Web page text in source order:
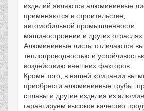
изделий являются алюминиевые
применяются в строительстве,
автомобильной промышленности,
машиностроении и других отраслях.
Алюминиевые листы отличаются
теплопроводностью и
воздействию внешних факторов.
Кроме того, в нашей компании вы
приобрести алюминиевые трубы,
сплавы и другие изделия из
гарантируем высокое качество